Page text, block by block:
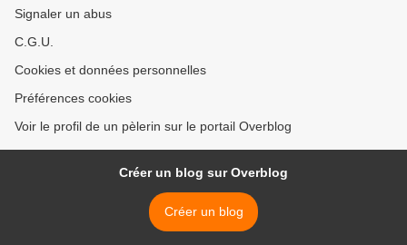
Signaler un abus
C.G.U.
Cookies et données personnelles
Préférences cookies
Voir le profil de un pèlerin sur le portail Overblog
Créer un blog sur Overblog
Créer un blog